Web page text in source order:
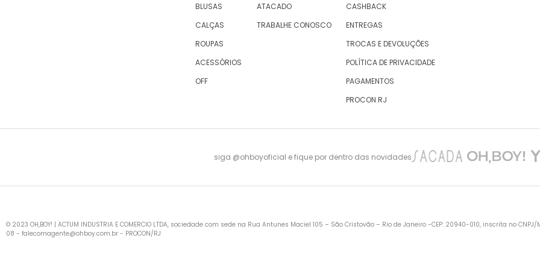
BLUSAS
CALÇAS
ROUPAS
ACESSÓRIOS
OFF
ATACADO
TRABALHE CONOSCO
CASHBACK
ENTREGAS
TROCAS E DEVOLUÇÕES
POLÍTICA DE PRIVACIDADE
PAGAMENTOS
PROCON RJ
siga @ohboyoficial e fique por dentro das novidades
© 2023 OH,BOY! | ACTUM INDUSTRIA E COMERCIO LTDA, sociedade com sede na Rua Antunes Maciel 105 – São Cristovão – Rio de Janeiro -CEP: 20940-010, inscrita no
08 - falecomagente@ohboy.com.br - PROCON/RJ